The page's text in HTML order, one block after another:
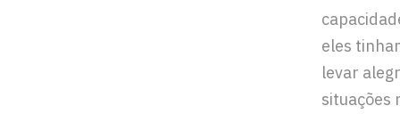
eles
levar
situações